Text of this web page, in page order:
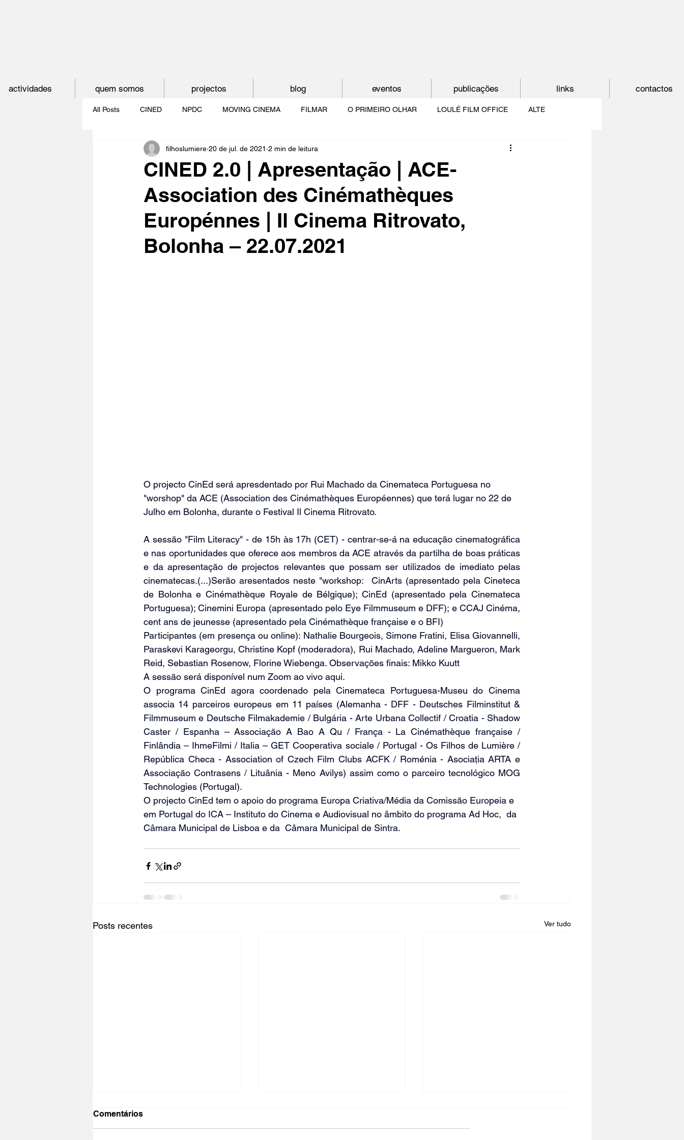
All Posts CINED NPDC MOVING CINEMA FILMAR O PRIMEIRO OLHAR LOULÉ FILM OFFICE ALTE
O CINEMA, CEM ANOS DE JUVENTUDE O MUNDO À NOSSA VOLTA SHORTCUT
CINECLUBE DAS GAIVOTAS O CINEMA POR DENTRO CRESCER COM O CINEMA NO PAÍS DO CINEMA
CINED 2.0 | Apresentação | ACE-
Association des Cinémathèques
Europénnes | Il Cinema Ritrovato,
Bolonha – 22.07.2021
filhoslumiere 20 de jul. de 2021 2 min de leitura
O projecto CinEd será apresdentado por Rui Machado da Cinemateca Portuguesa no
"worshop" da ACE (Association des Cinémathèques Européennes) que terá lugar no 22 de
Julho em Bolonha, durante o Festival Il Cinema Ritrovato.
A sessão "Film Literacy" - de 15h às 17h (CET) - centrar-se-á na educação cinematográfica
e nas oportunidades que oferece aos membros da ACE através da partilha de boas práticas
e da apresentação de projectos relevantes que possam ser utilizados de imediato pelas
cinematecas.(...)Serão aresentados neste "workshop:  CinArts (apresentado pela Cineteca
de Bolonha e Cinémathèque Royale de Bélgique); CinEd (apresentado pela Cinemateca
Portuguesa); Cinemini Europa (apresentado pelo Eye Filmmuseum e DFF); e CCAJ Cinéma,
cent ans de jeunesse (apresentado pela Cinémathèque française e o BFI)
Participantes (em presença ou online): Nathalie Bourgeois, Simone Fratini, Elisa Giovannelli,
Paraskevi Karageorgu, Christine Kopf (moderadora), Rui Machado, Adeline Margueron, Mark
Reid, Sebastian Rosenow, Florine Wiebenga. Observações finais: Mikko Kuutt
A sessão será disponível num Zoom ao vivo aqui.
O programa CinEd agora coordenado pela Cinemateca Portuguesa-Museu do Cinema
associa 14 parceiros europeus em 11 países (Alemanha - DFF - Deutsches Filminstitut &
Filmmuseum e Deutsche Filmakademie / Bulgária - Arte Urbana Collectif / Croatia - Shadow
Caster / Espanha – Associação A Bao A Qu / França - La Cinémathèque française /
Finlândia – IhmeFilmi / Italia – GET Cooperativa sociale / Portugal - Os Filhos de Lumière /
República Checa - Association of Czech Film Clubs ACFK / Roménia - Asociația ARTA e
Associação Contrasens / Lituânia - Meno Avilys) assim como o parceiro tecnológico MOG
Technologies (Portugal).
O projecto CinEd tem o apoio do programa Europa Criativa/Média da Comissão Europeia e
em Portugal do ICA – Instituto do Cinema e Audiovisual no âmbito do programa Ad Hoc,  da
Câmara Municipal de Lisboa e da  Câmara Municipal de Sintra.
Posts recentes Ver tudo
Comentários
actividades quem somos projectos blog eventos publicações links contactos